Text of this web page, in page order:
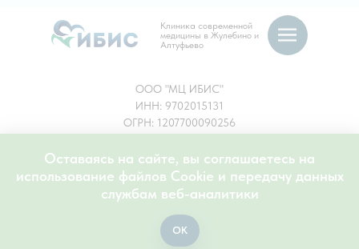
Клиника современной
медицины в Жулебино и
Алтуфьево
ООО "МЦ ИБИС"
ИНН: 9702015131
ОГРН: 1207700090256
вн.тер. г. Муниципальный Округ
Выхино-Жулебино, ул Генерала Кузнецова, дом
11, корпус 2, помещение 1А/1
Регистрационный номер лицензии: Л041−1
Оставаясь на сайте, вы соглашаетесь на
использование файлов Cookie и передачу данных
службам веб-аналитики
OK